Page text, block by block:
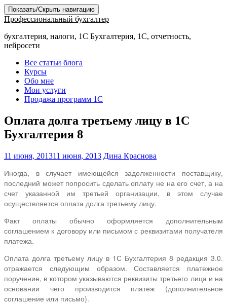
Показать/Скрыть навигацию
Профессиональный бухгалтер
бухгалтерия, налоги, 1С Бухгалтерия, 1С, отчетность,
нейросети
Все статьи блога
Курсы
Обо мне
Мои услуги
Продажа программ 1С
Оплата долга третьему лицу в 1С
Бухгалтерия 8
11 июня, 201311 июня, 2013 Дина Краснова
Иногда, в случает имеющейся задолженности поставщику,
последний может попросить сделать оплату не на его счет, а на
счет указанной им третьей организации, в этом случае
осуществляется оплата долга третьему лицу.
Факт оплаты обычно оформляется дополнительным
соглашением к договору или письмом с реквизитами получателя
платежа.
Оплата долга третьему лицу в 1С Бухгалтерия 8 редакция 3.0.
отражается следующим образом. Составляется платежное
поручение, в котором указываются реквизиты третьего лица и на
основании чего производится платеж (дополнительное
соглашение или письмо).